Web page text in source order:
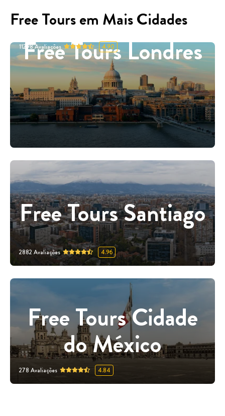
Free Tours em Mais Cidades
Free Tours Londres
11298Avaliações 4.90
Free Tours Santiago
2882 Avaliações 4.96
Free Tours Cidade
do México
278 Avaliações 4.84